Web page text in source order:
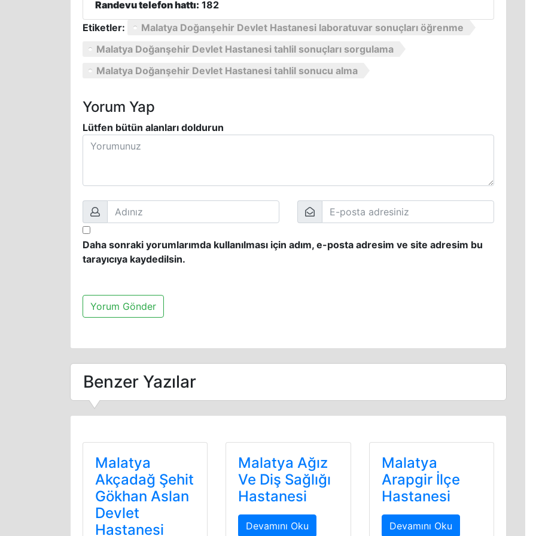
Randevu telefon hattı: 182
Etiketler:
Malatya Doğanşehir Devlet Hastanesi laboratuvar sonuçları öğrenme
Malatya Doğanşehir Devlet Hastanesi tahlil sonuçları sorgulama
Malatya Doğanşehir Devlet Hastanesi tahlil sonucu alma
Yorum Yap
Lütfen bütün alanları doldurun
Daha sonraki yorumlarımda kullanılması için adım, e-posta adresim ve site adresim bu
tarayıcıya kaydedilsin.
Benzer Yazılar
Malatya
Akçadağ Şehit
Gökhan Aslan
Devlet
Hastanesi
Malatya Ağız
Ve Diş Sağlığı
Hastanesi
Devamını Oku
Malatya
Arapgir İlçe
Hastanesi
Devamını Oku